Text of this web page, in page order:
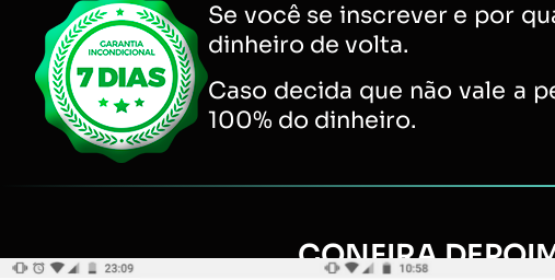
Se você se inscrever e por
dinheiro de volta.
Caso decida que não vale a
100% do dinheiro.
CONFIRA